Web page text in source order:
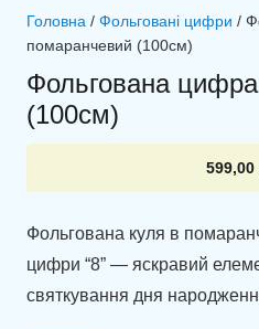
Головна / Фольговані цифри /
помаранчевий (100см)
Фольгована
(100см)
599,00
Фольгована куля в
цифри “8” — яскравий
святкування дня